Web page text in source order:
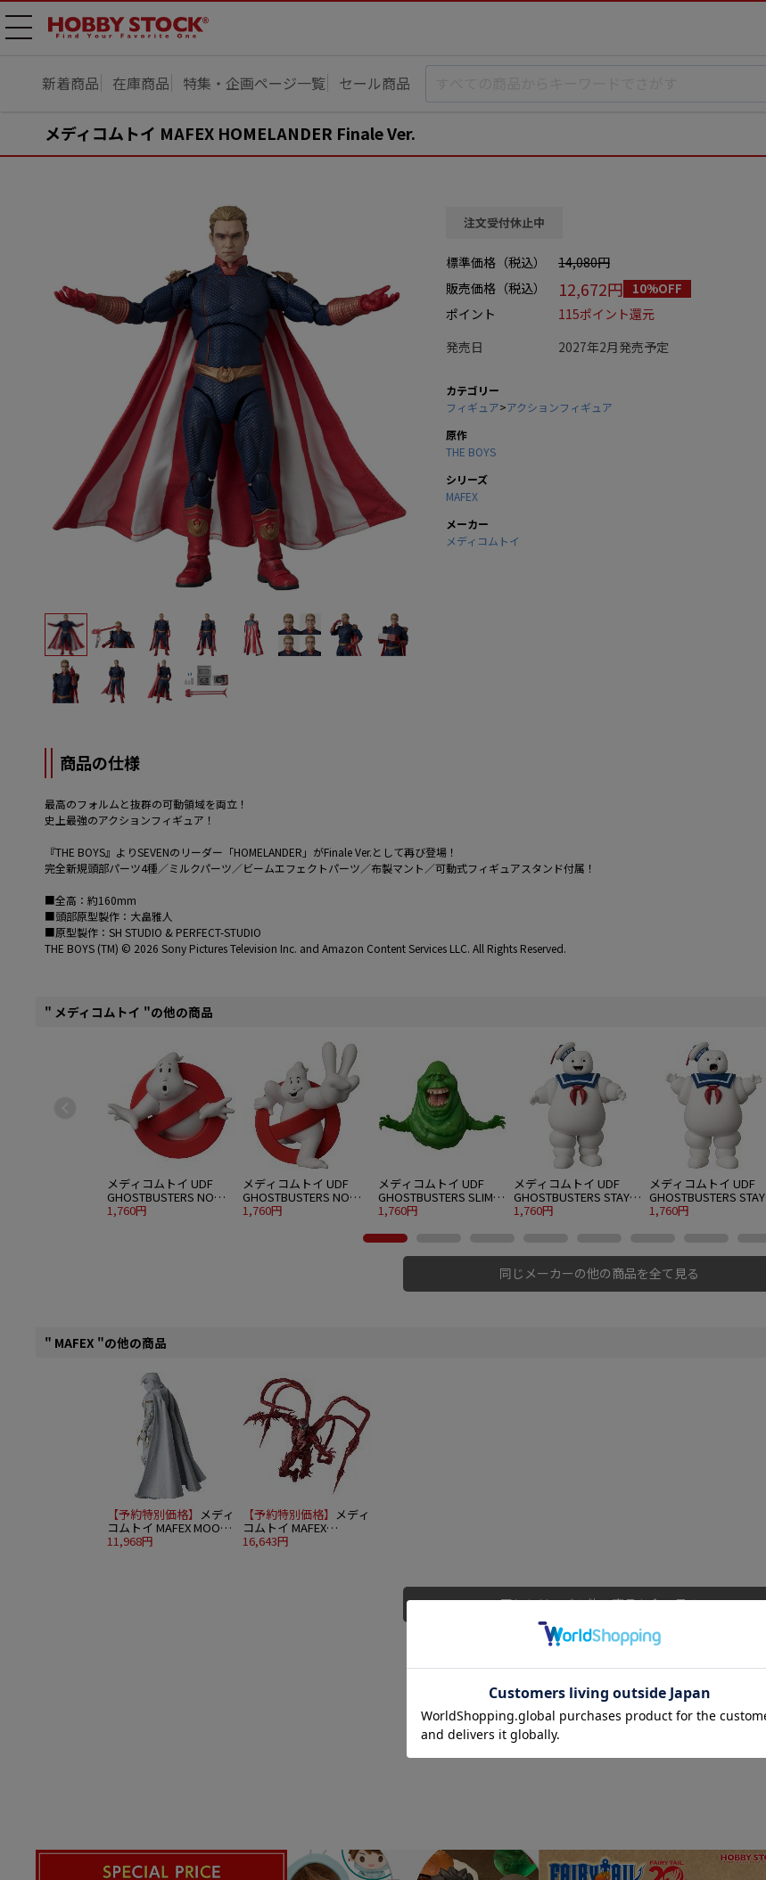
メニ
新着商品 在庫商品 特集・企画ページ一覧 セール商品
メディコムトイ MAFEX HOMELANDER Finale Ver.
注文受付休止中
標準価格（税込）
14,080円
販売価格（税込）
12,672円 10%OFF
ポイント
115ポイント還元
発売日
2027年2月発売予定
カテゴリー
フィギュア>アクションフィギュア
原作
THE BOYS
シリーズ
MAFEX
メーカー
メディコムトイ
商品の仕様
最高のフォルムと抜群の可動領域を両立！
史上最強のアクションフィギュア！
『THE BOYS』よりSEVENのリーダー「HOMELANDER」がFinale Ver.として再び登場！
完全新規頭部パーツ4種／ミルクパーツ／ビームエフェクトパーツ／布製マント／可動式フィギュアスタンド付属！
■全高：約160mm
■頭部原型製作：大畠雅人
■原型製作：SH STUDIO & PERFECT-STUDIO
THE BOYS (TM) © 2026 Sony Pictures Television Inc. and Amazon Content Services LLC. All Rights Reserved.
" メディコムトイ "の他の商品
メディコムトイ UDF
GHOSTBUSTERS NO
GHOST
1,760円
メディコムトイ UDF
GHOSTBUSTERS NO
GHOST 2
1,760円
メディコムトイ UDF
GHOSTBUSTERS SLIMER
(GREEN GHOST)
1,760円
メディコムトイ UDF
GHOSTBUSTERS STAY
PUFT MARSHMALLOW
1,760円
メディコムトイ UDF
GHOSTBUSTERS STAY
PUFT MARSHMALLOW
1,760円
同じメーカーの他の商品を全て見る
" MAFEX "の他の商品
【予約特別価格】 メディ
コムトイ MAFEX MOON
KNIGHT
11,968円
【予約特別価格】 メディ
コムトイ MAFEX
CARNAGE (Venom: Let
16,643円
同じシリーズの他の商品を全て見る